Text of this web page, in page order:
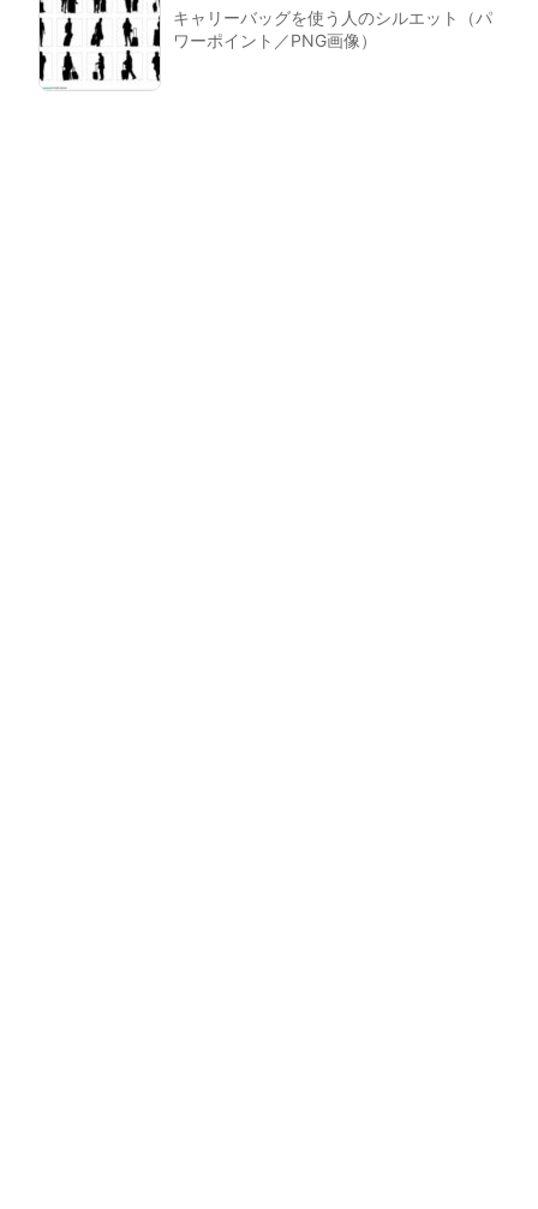
キャリーバッグを使う人のシルエット（パ
ワーポイント／PNG画像）